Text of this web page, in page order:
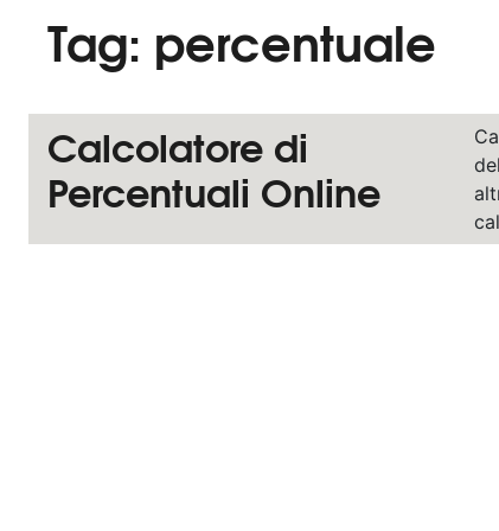
Tag: percentuale
Calcolatore di
Percentuali Online